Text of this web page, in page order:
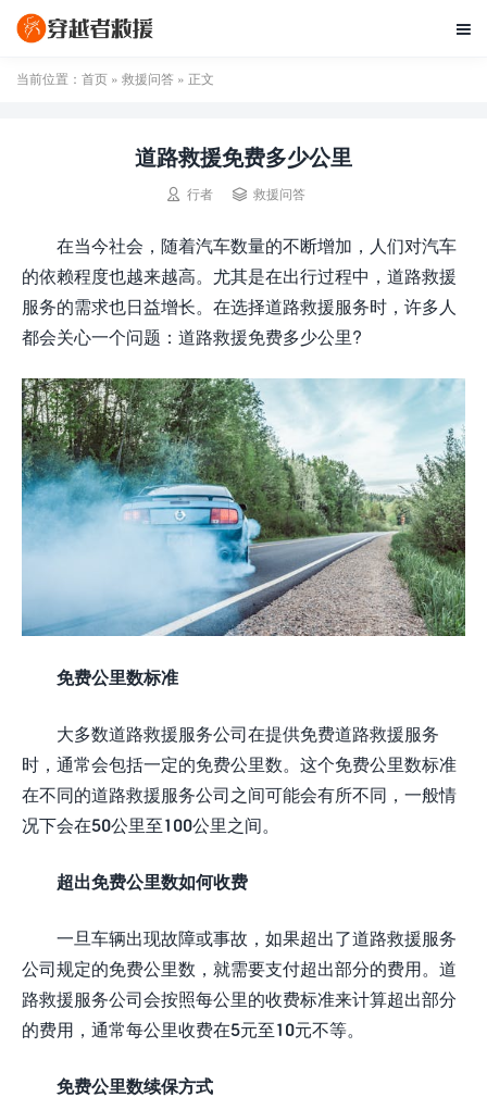

当前位置： 首页 » 救援问答 » 正文
道路救援免费多少公里
 行者  救援问答
在当今社会，随着汽车数量的不断增加，人们对汽车
的依赖程度也越来越高。尤其是在出行过程中，道路救援
服务的需求也日益增长。在选择道路救援服务时，许多人
都会关心一个问题：道路救援免费多少公里?
免费公里数标准
大多数道路救援服务公司在提供免费道路救援服务
时，通常会包括一定的免费公里数。这个免费公里数标准
在不同的道路救援服务公司之间可能会有所不同，一般情
况下会在50公里至100公里之间。
超出免费公里数如何收费
一旦车辆出现故障或事故，如果超出了道路救援服务
公司规定的免费公里数，就需要支付超出部分的费用。道
路救援服务公司会按照每公里的收费标准来计算超出部分
的费用，通常每公里收费在5元至10元不等。
免费公里数续保方式